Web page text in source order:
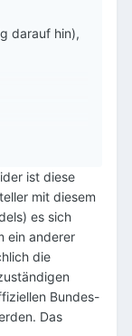
darauf hin),
ist diese
mit diesem
es sich
ein anderer
die
Bundes-
Das